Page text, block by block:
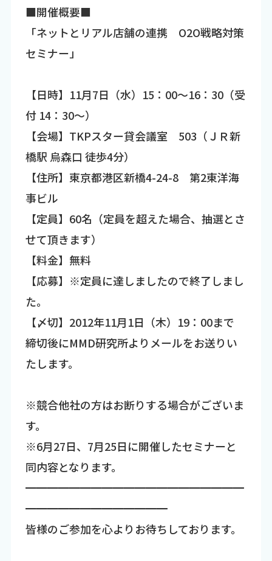
■開催概要■
「ネットとリアル店舗の連携 O2O戦略対策
セミナー」
【日時】11月7日（水）15：00～16：30（受
付 14：30～）
【会場】TKPスター貸会議室 503（ＪＲ新
橋駅 烏森口 徒歩4分）
【住所】東京都港区新橋4-24-8 第2東洋海
事ビル
【定員】60名（定員を超えた場合、抽選とさ
せて頂きます）
【料金】無料
【応募】※定員に達しましたので終了しまし
た。
【〆切】2012年11月1日（木）19：00まで
締切後にMMD研究所よりメールをお送りい
たします。
※競合他社の方はお断りする場合がございま
す。
※6月27日、7月25日に開催したセミナーと
同内容となります。
━━━━━━━━━━━━━━━━━━━━
━━━━━━━━━━━━━
皆様のご参加を心よりお待ちしております。